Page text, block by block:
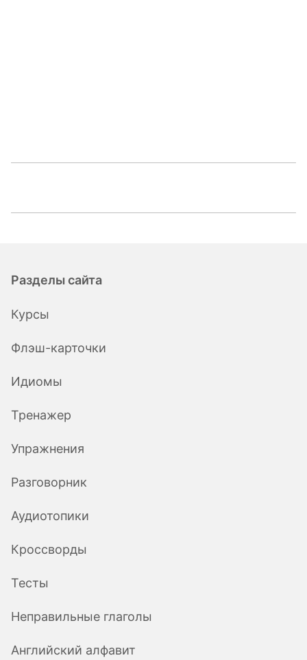
Разделы сайта
Курсы
Флэш-карточки
Идиомы
Тренажер
Упражнения
Разговорник
Аудиотопики
Кроссворды
Тесты
Неправильные глаголы
Английский алфавит